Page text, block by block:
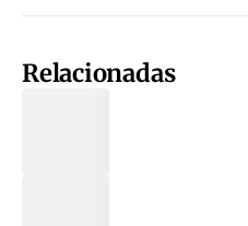
Relacionadas